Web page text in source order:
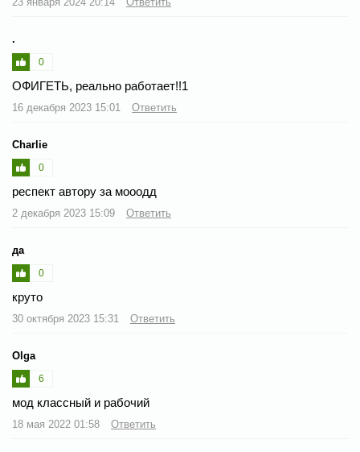
.
0
ОФИГЕТЬ, реально работает!!1
16 декабря 2023 15:01 Ответить
Charlie
0
респект автору за мооодд
2 декабря 2023 15:09 Ответить
да
0
круто
30 октября 2023 15:31 Ответить
Olga
6
мод классный и рабочий
18 мая 2022 01:58 Ответить